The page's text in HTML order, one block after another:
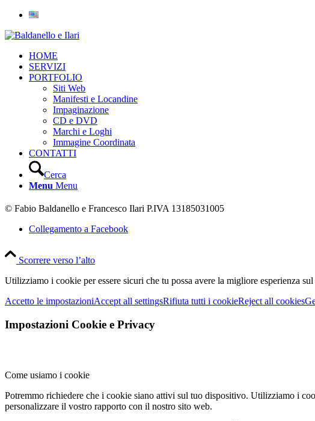
HOME
SERVIZI
PORTFOLIO
Siti Web
Manifesti e Locandine
Impaginazione
CD e DVD
Marchi e Loghi
Immagine Coordinata
CONTATTI
Cerca
Menu Menu
© Fabio Baldanello e Francesco Ilari P.IVA 13185031005
Collegamento a Facebook
Scorrere verso l’alto
Utilizziamo i cookie per essere sicuri che tu possa avere la migliore esperienza
Accetto le impostazioniAccept all settingsRifiuta tutti i cookieReject all cookies
Impostazioni Cookie e Privacy
Come usiamo i cookie
Potremmo richiedere che i cookie siano attivi sul tuo dispositivo. Utilizziamo i
personalizzare il vostro rapporto con il nostro sito web.